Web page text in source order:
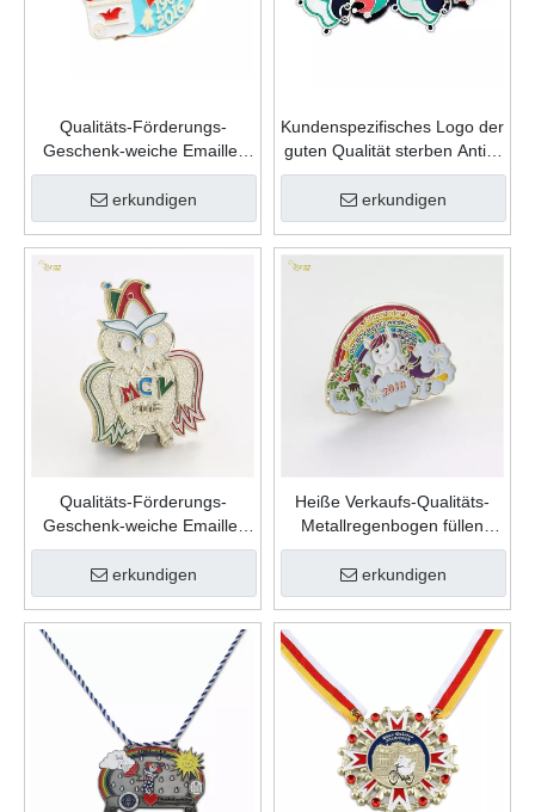
Qualitäts-Förderungs-
Geschenk-weiche Emaille-
kundenspezifische
Andenken-Form-Zink-
Legierungs-Karnevals-
Abzeichen
erkundigen
Kundenspezifisches Logo der
guten Qualität sterben Antik-
Goldmetallsport-
Gedenkkarnevals-Abzeichen
erkundigen
Qualitäts-Förderungs-
Geschenk-weiche Emaille-
kundenspezifische nette
Form-Zink-Legierungs-
Karnevalsnadel
erkundigen
Heiße Verkaufs-Qualitäts-
Metallregenbogen füllen
Farbe weiche Emaille-
kundenspezifische
Anstecknadel ein
erkundigen